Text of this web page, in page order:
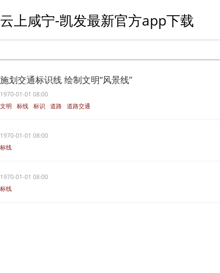
云上咸宁-凯发最新官方app下载
施划交通标识线 绘制文明“风景线”
1970-01-01 08:00
文明
标线 标识 道路 道路交通
1970-01-01 08:00
标线
1970-01-01 08:00
标线